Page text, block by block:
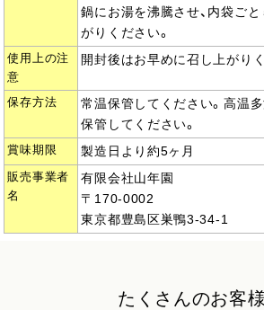
鍋にお湯を沸騰させ、内袋ご
がりください。
使用上の注
意
開封後はお早めに召し上がりく
保存方法
常温保管してください。高温
保管してください。
賞味期限 製造日より約5ヶ月
販売事業者
名
有限会社山年園
〒170-0002
東京都豊島区巣鴨3-34-1
たくさんのお客